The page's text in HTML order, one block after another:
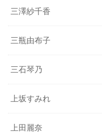
三澤紗千香
三瓶由布子
三石琴乃
上坂すみれ
上田麗奈